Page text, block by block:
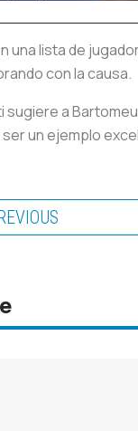
una lista de
con la causa.
a
un ejemplo